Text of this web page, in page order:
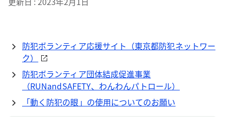
防犯ボランティア応援サイト（東京都防犯ネットワー
ク）
防犯ボランティア団体結成促進事業
（RUNandSAFETY、わんわんパトロール）
「動く防犯の眼」の使用についてのお願い